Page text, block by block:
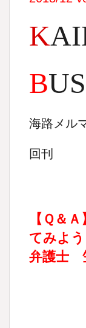
K
B
海路メル
回刊
【Ｑ＆
てみよ
弁護士